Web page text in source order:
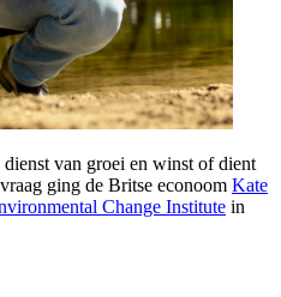
dienst van groei en winst of dient
ging de Britse econoom Kate
Change Institute in